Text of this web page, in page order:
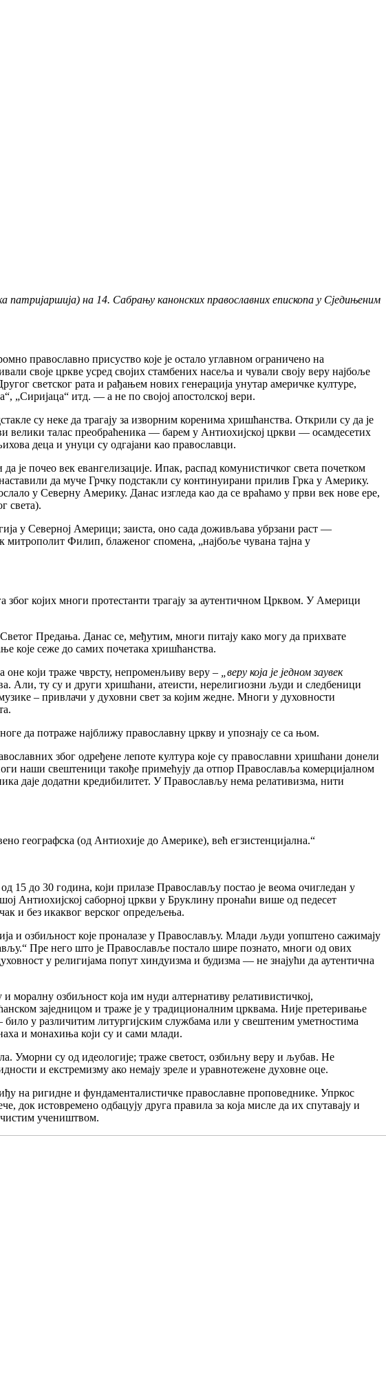
на 14. Сабрању канонских православних епископа у Сједињеним
православно присуство које је остало углавном ограничено на
своје цркве усред својих стамбених насеља и чували своју веру најбоље
светског рата и рађањем нових генерација унутар америчке културе,
„Сиријаца“ итд. — а не по својој апостолској вери.
су неке да трагају за изворним коренима хришћанства. Открили су да је
велики талас преобраћеника — барем у Антиохијској цркви — осамдесетих
деца и унуци су одгајани као православци.
је почео век евангелизације. Ипак, распад комунистичког света почетком
да муче Грчку подстакли су континуирани прилив Грка у Америку.
у Северну Америку. Данас изгледа као да се враћамо у први век нове ере,
света).
у Северној Америци; заиста, оно сада доживљава убрзани раст —
митрополит Филип, блаженог спомена, „најбоље чувана тајна у
којих многи протестанти трагају за аутентичном Црквом. У Америци
Предања. Данас се, међутим, многи питају како могу да прихвате
које сеже до самих почетака хришћанства.
оне који траже чврсту, непроменљиву веру – „веру која је једном заувек
Али, ту су и други хришћани, атеисти, нерелигиозни људи и следбеници
– привлачи у духовни свет за којим жедне. Многи у духовности
да потраже најближу православну цркву и упознају се са њом.
због одређене лепоте култура које су православни хришћани донели
наши свештеници такође примећују да отпор Православља комерцијалном
даје додатни кредибилитет. У Православљу нема релативизма, нити
географска (од Антиохије до Америке), већ егзистенцијална.“
15 до 30 година, који прилазе Православљу постао је веома очигледан у
Антиохијској саборној цркви у Бруклину пронаћи више од педесет
и без икаквог верског опредељења.
и озбиљност које проналазе у Православљу. Млади људи уопштено сажимају
Пре него што је Православље постало шире познато, многи од ових
у религијама попут хиндуизма и будизма — не знајући да аутентична
моралну озбиљност која им нуди алтернативу релативистичкој,
заједницом и траже је у традиционалним црквама. Није претеривање
било у различитим литургијским службама или у свештеним уметностима
и монахиња који су и сами млади.
Уморни су од идеологије; траже светост, озбиљну веру и љубав. Не
и екстремизму ако немају зреле и уравнотежене духовне оце.
на ригидне и фундаменталистичке православне проповеднике. Упркос
док истовремено одбацују друга правила за која мисле да их спутавају и
чистим учеништвом.